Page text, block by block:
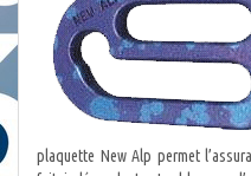
plaquette New Alp permet